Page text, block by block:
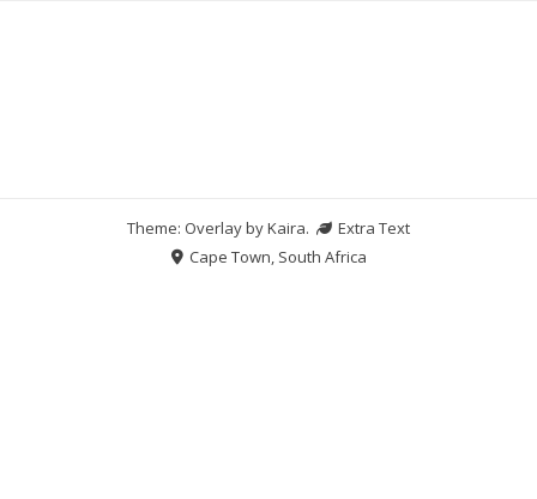
Theme: Overlay byKaira.
Extra Text
Cape Town, South Africa